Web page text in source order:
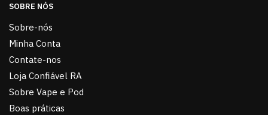
SOBRE NÓS
Sobre-nós
Minha Conta
Contate-nos
Loja Confiável RA
Sobre Vape e Pod
Boas práticas